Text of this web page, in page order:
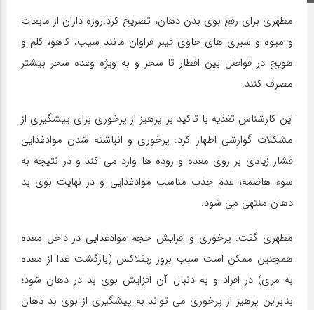
مظهری برای رفع بوی بدن دهان، تصریح کرد:روزه داران از مایعات
و میوه و سبزی های حاوی فیبر فراوان مانند سیب، کاهو، کلم و
هویج در فواصل بین افطار تا سحر و به ویژه وعده سحر بیشتر
مصرف کنند.
این کارشناس تغذیه با تاکید بر پرهیز از پرخوری برای پیشگیری از
مشکلات گوارشی اظهار کرد: پرخوری و انباشته شدن موادغذایی
فشار زیادی بر روی معده و روده ها وارد می کند و در نتیجه به
سوء هاضمه، عدم جذب مناسب موادغذایی و در نهایت بوی بد
دهان منتهی می شود.
مظهری گفت: پرخوری و افزایش حجم موادغذایی در داخل معده
همچنین ممکن است سبب بروز ریفلاکس (بازگشت غذا از معده
به مری) در افراد و به دنبال آن افزایش بوی بد در دهان شود؛
بنابراین پرهیز از پرخوری می تواند به پیشگیری از بوی بد دهان